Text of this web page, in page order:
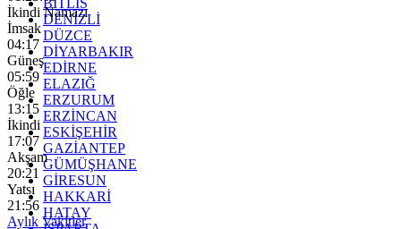
DENİZLİ
DÜZCE
DİYARBAKIR
EDİRNE
ELAZIĞ
ERZURUM
ERZİNCAN
ESKİŞEHİR
GAZİANTEP
GÜMÜŞHANE
GİRESUN
HAKKARİ
HATAY
İkindi Namazı
İmsak
04:17
Güneş
05:59
Öğle
13:15
İkindi
17:07
Akşam
20:21
Yatsı
21:56
Aylık Vakitler